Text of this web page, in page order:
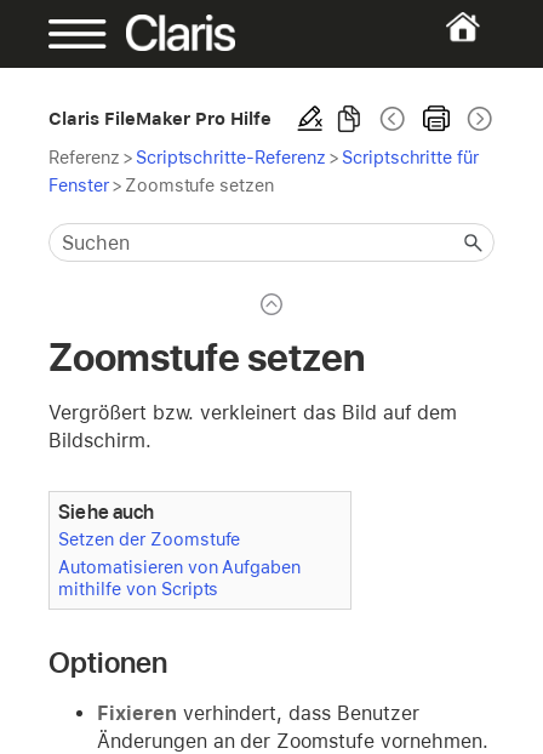
Claris FileMaker Pro Hilfe
Referenz > Scriptschritte-Referenz > Scriptschritte für
Fenster> Zoomstufe setzen
Zoomstufe setzen
Vergrößert bzw. verkleinert das Bild auf dem
Bildschirm.
Siehe auch
Setzen der Zoomstufe
Automatisieren von Aufgaben
mithilfe von Scripts
Optionen
Fixieren verhindert, dass Benutzer
Änderungen an der Zoomstufe vornehmen.